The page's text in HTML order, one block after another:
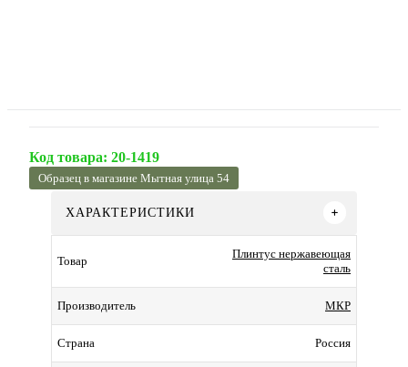
Код товара: 20-1419
Образец в магазине Мытная улица 54
ХАРАКТЕРИСТИКИ
Товар
Плинтус нержавеющая
сталь
Производитель МКР
Страна Россия